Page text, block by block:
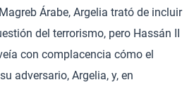
Árabe, Argelia trató de incluir
del terrorismo, pero Hassán II
con complacencia cómo el
adversario, Argelia, y, en